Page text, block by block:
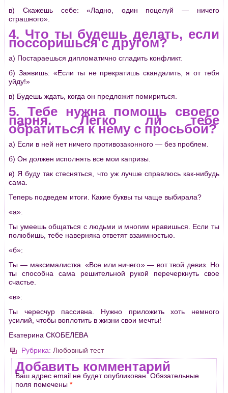
в) Скажешь себе: «Ладно, один поцелуй — ничего
страшного».
4. Что ты будешь делать, если
поссоришься с другом?
а) Постараешься дипломатично сгладить конфликт.
б) Заявишь: «Если ты не прекратишь скандалить, я от тебя
уйду!»
в) Будешь ждать, когда он предложит помириться.
5. Тебе нужна помощь своего
парня. Легко ли тебе
обратиться к нему с просьбой?
а) Если в ней нет ничего противозаконного — без проблем.
б) Он должен исполнять все мои капризы.
в) Я буду так стесняться, что уж лучше справлюсь как-нибудь
сама.
Теперь подведем итоги. Какие буквы ты чаще выбирала?
«а»:
Ты умеешь общаться с людьми и многим нравишься. Если ты
полюбишь, тебе наверняка ответят взаимностью.
«б»:
Ты — максималистка. «Все или ничего» — вот твой девиз. Но
ты способна сама решительной рукой перечеркнуть свое
счастье.
«в»:
Ты чересчур пассивна. Нужно приложить хоть немного
усилий, чтобы воплотить в жизни свои мечты!
Екатерина СКОБЕЛЕВА
Рубрика: Любовный тест
Добавить комментарий
Ваш адрес email не будет опубликован. Обязательные
поля помечены*